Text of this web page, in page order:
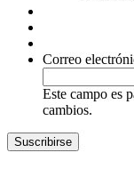
Correo
Este campo es
cambios.